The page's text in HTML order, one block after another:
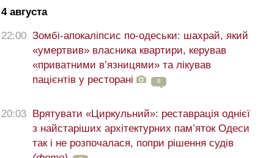
4 августа
22:00 Зомбі-апокаліпсис по-одеськи: шахрай, який
«умертвив» власника квартири, керував
«приватними в’язницями» та лікував
пацієнтів у ресторані
8
20:03
Врятувати «Циркульний»: реставрація однієї
з найстаріших архітектурних пам’яток Одеси
так і не розпочалася, попри рішення судів